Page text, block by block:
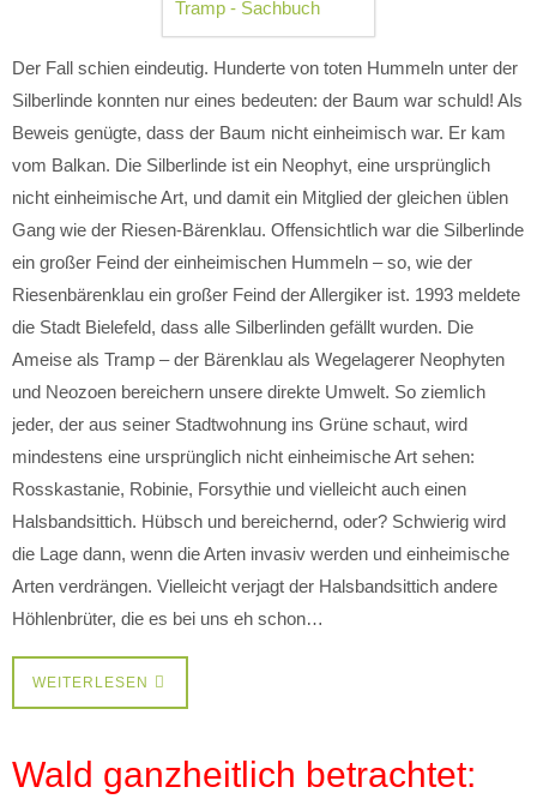
Der Fall schien eindeutig. Hunderte von toten Hummeln unter der
Silberlinde konnten nur eines bedeuten: der Baum war schuld! Als
Beweis genügte, dass der Baum nicht einheimisch war. Er kam
vom Balkan. Die Silberlinde ist ein Neophyt, eine ursprünglich
nicht einheimische Art, und damit ein Mitglied der gleichen üblen
Gang wie der Riesen-Bärenklau. Offensichtlich war die Silberlinde
ein großer Feind der einheimischen Hummeln – so, wie der
Riesenbärenklau ein großer Feind der Allergiker ist. 1993 meldete
die Stadt Bielefeld, dass alle Silberlinden gefällt wurden. Die
Ameise als Tramp – der Bärenklau als Wegelagerer Neophyten
und Neozoen bereichern unsere direkte Umwelt. So ziemlich
jeder, der aus seiner Stadtwohnung ins Grüne schaut, wird
mindestens eine ursprünglich nicht einheimische Art sehen:
Rosskastanie, Robinie, Forsythie und vielleicht auch einen
Halsbandsittich. Hübsch und bereichernd, oder? Schwierig wird
die Lage dann, wenn die Arten invasiv werden und einheimische
Arten verdrängen. Vielleicht verjagt der Halsbandsittich andere
Höhlenbrüter, die es bei uns eh schon…
WEITERLESEN
Wald ganzheitlich betrachtet: